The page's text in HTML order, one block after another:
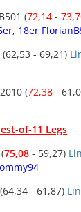
(72,14 -
18er
- 69,21)
(72,38 -
of-11 Legs
75,08 - 59,27)
- 61,87)